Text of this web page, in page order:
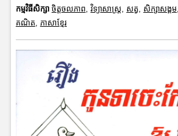
កម្មវិធីសិក្សា ចិត្តចលភាព វិទ្យាសាស្រ្ត សត្វ សិក្សាសង្គម,
គណិត ភាសាខ្មែរ